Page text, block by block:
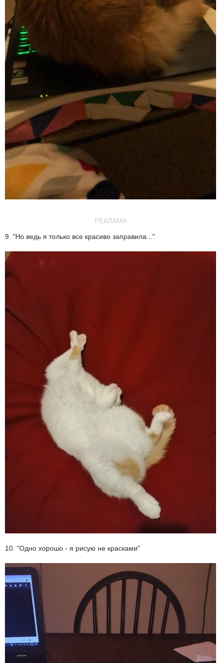
РЕКЛАМА
9. "Но ведь я только все красиво заправила..."
10. "Одно хорошо - я рисую не красками"